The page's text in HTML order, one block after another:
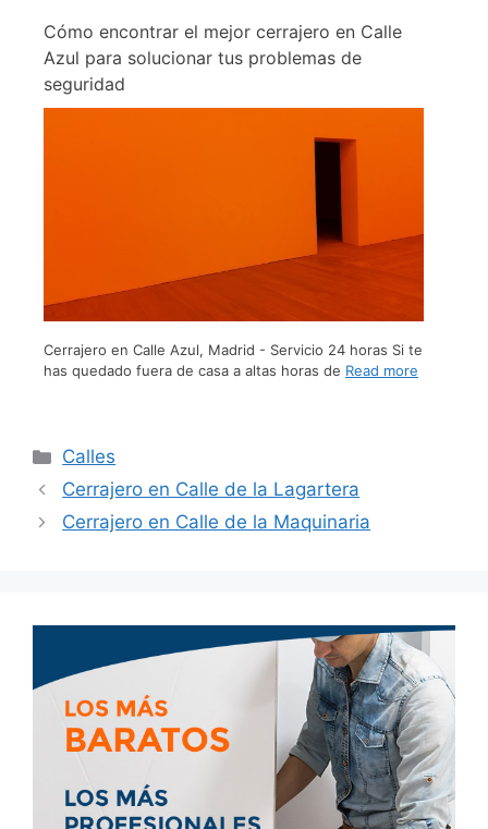
Cómo encontrar el mejor cerrajero en Calle
Azul para solucionar tus problemas de
seguridad
Cerrajero en Calle Azul, Madrid - Servicio 24 horas Si te
has quedado fuera de casa a altas horas de Read more
Calles
Cerrajero en Calle de la Lagartera
Cerrajero en Calle de la Maquinaria